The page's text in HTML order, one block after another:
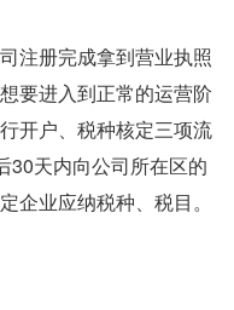
册完成拿到营业执照
要进入到正常的运营阶
开户、税种核定三项流
30天内向公司所在区的
企业应纳税种、税目。